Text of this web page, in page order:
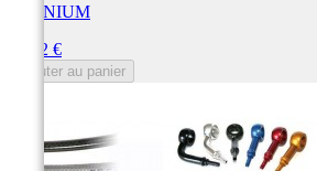
TECNIUM
44,12 €
Ajouter au panier